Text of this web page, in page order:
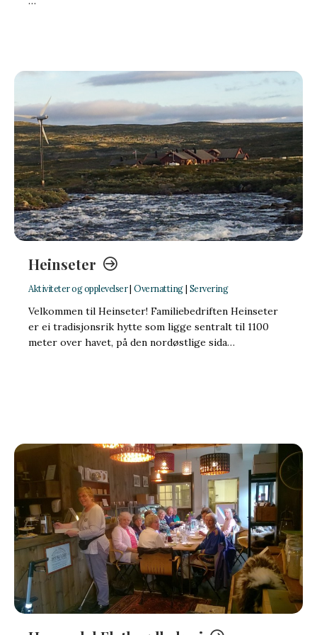
Heinseter
Aktiviteter og opplevelser| Overnatting| Servering
Velkommen til Heinseter! Familiebedriften Heinseter
er ei tradisjonsrik hytte som ligge sentralt til 1100
meter over havet, på den nordøstlige sida…